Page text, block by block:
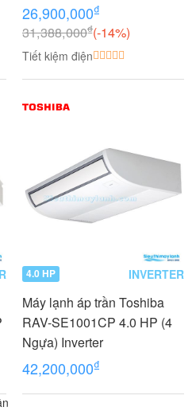
26,900,000₫
31,388,000₫(-14%)
Tiết kiệm điện
4.0 HP INVERTER
Máy lạnh áp trần Toshiba
RAV-SE1001CP 4.0 HP (4
Ngựa) Inverter
42,200,000₫